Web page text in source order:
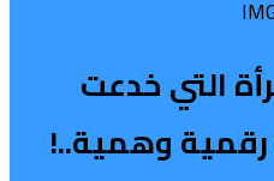
التي خدعت
رقمية وهمية..!